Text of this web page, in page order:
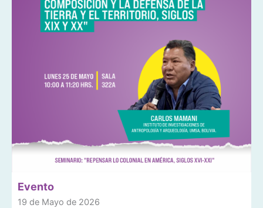
Evento
19 de Mayo de 2026